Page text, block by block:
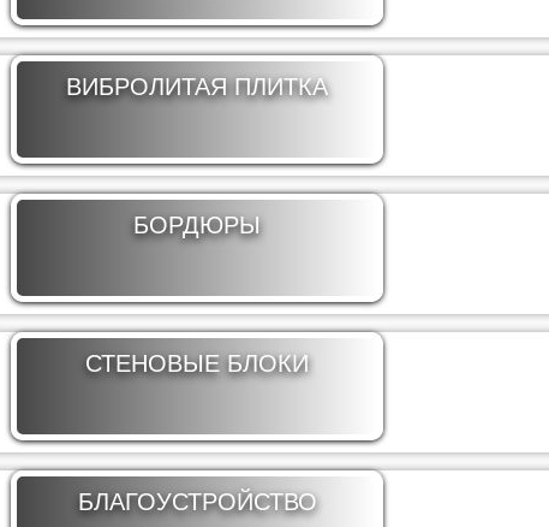
ВИБРОЛИТАЯПЛИТКА
БОРДЮРЫ
СТЕНОВЫЕ БЛОКИ
БЛАГОУСТРОЙСТВО